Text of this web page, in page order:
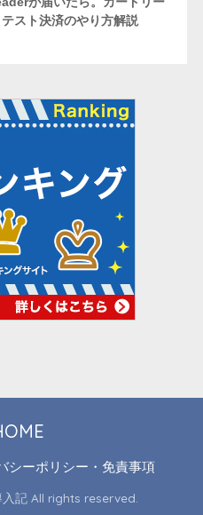
スト決済のやり方解説
シーポリシー・免責事項
記 All rights reserved.